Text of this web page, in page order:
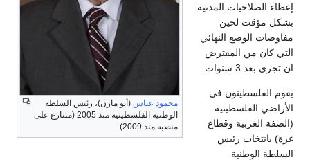
محمود عباس (أبو مازن)، رئيس السلطة
الوطنية الفلسطينية منذ 2005 (متنازع على
منصبه منذ 2009).
إعطاء الصلاحيات المدنية
بشكل مؤقت لحين
مفاوضات الوضع النهائي
التي كان من المفترض
ان تجري بعد 3 سنوات.
يقوم الفلسطينون في
الأراضي الفلسطينية
(الضفة الغربية وقطاع
غزة) بانتخاب رئيس
السلطة الوطنية